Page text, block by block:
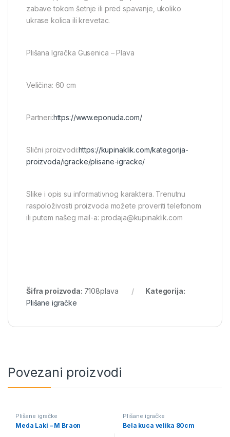
zabave tokom šetnje ili pred spavanje, ukoliko
ukrase kolica ili krevetac.
Plišana Igračka Gusenica – Plava
Veličina: 60 cm
Partneri:https://www.eponuda.com/
Slični proizvodi:https://kupinaklik.com/kategorija-
proizvoda/igracke/plisane-igracke/
Slike i opis su informativnog karaktera. Trenutnu
raspoloživosti proizvoda možete proveriti telefonom
ili putem našeg mail-a: prodaja@kupinaklik.com
Šifra proizvoda: 7108plava
Kategorija:
Plišane igračke
Povezani proizvodi
Plišane igračke
Meda Laki – M Braon
Plišane igračke
Bela kuca velika 80cm